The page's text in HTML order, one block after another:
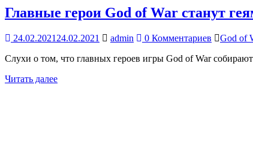
Главные герои God of War станут
24.02.2021 24.02.2021 admin 0 Комментариев
God of
Слухи о том, что главных героев игры God of War
Читать далее